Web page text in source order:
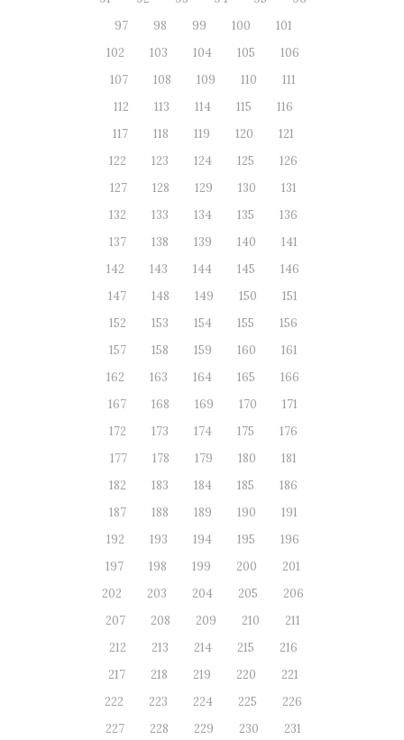
97
98 99 100
101
102
103 104 105
106
107
108 109 110
111
112
113 114 115
116
117
118 119 120
121
122
123 124 125
126
127
128 129 130
131
132
133 134 135
136
137
138 139 140
141
142
143 144 145
146
147
148 149 150
151
152
153 154 155
156
157
158 159 160
161
162
163 164 165
166
167
168 169 170
171
172
173 174 175
176
177
178 179 180
181
182
183 184 185
186
187
188 189 190
191
192
193 194 195
196
197
198 199 200
201
202
203 204 205
206
207
208 209 210
211
212
213 214 215
216
217
218 219 220
221
222
223 224 225
226
227
228 229 230
231